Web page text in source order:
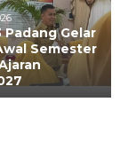
Padang Gelar
Semester